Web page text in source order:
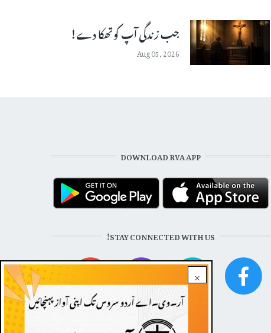
جب زندگی آپ کوتھکا دے!
Aug 05, 2026
×
DOWNLOAD RVA APP
STAY CONNECTED WITH US!